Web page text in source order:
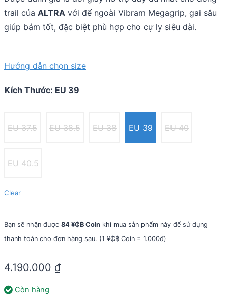
trail của ALTRA với đế ngoài Vibram Megagrip, gai sâu
giúp bám tốt, đặc biệt phù hợp cho cự ly siêu dài.
Hướng dẫn chọn size
Kích Thước: EU 39
EU 37.5 EU 38.5 EU 38 EU 39 EU 40
EU 40.5
Clear
Bạn sẽ nhận được 84 ¥₵฿ Coin khi mua sản phẩm này để sử dụng
thanh toán cho đơn hàng sau. (1 ¥₵฿ Coin = 1.000đ)
4.190.000 ₫
Còn hàng